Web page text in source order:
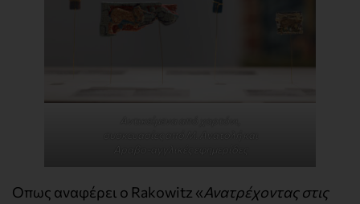
Οπως αναφέρει ο Rakowitz «Ανατρέχοντας στις